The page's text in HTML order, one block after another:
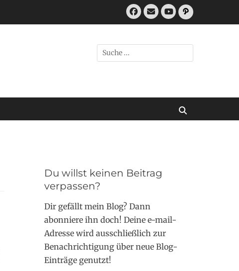
Facebook
E-
MailYouTube
Pfad
Suchen
nach:
Du willst keinen Beitrag
verpassen?
Dir gefällt mein Blog? Dann
abonniere ihn doch! Deine e-mail-
Adresse wird ausschließlich zur
Benachrichtigung über neue Blog-
Einträge genutzt!